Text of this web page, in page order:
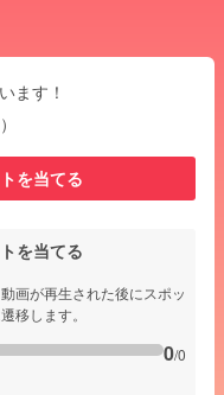
ます！
を当てる
を当てる
画が再生された後にスポッ
移します。
0/0